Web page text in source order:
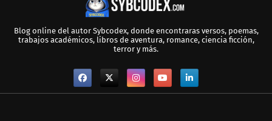
Blog online del autor Sybcodex, donde encontraras versos, poemas,
trabajos académicos, libros de aventura, romance, ciencia ficción,
terror y más.